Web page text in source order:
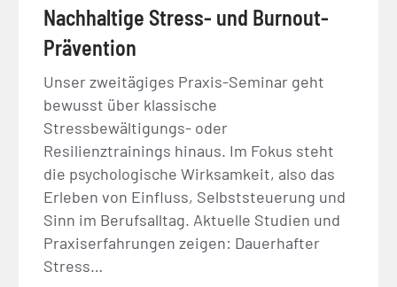
Nachhaltige Stress- und Burnout-
Prävention
Unser zweitägiges Praxis-Seminar geht
bewusst über klassische
Stressbewältigungs- oder
Resilienztrainings hinaus. Im Fokus steht
die psychologische Wirksamkeit, also das
Erleben von Einfluss, Selbststeuerung und
Sinn im Berufsalltag. Aktuelle Studien und
Praxiserfahrungen zeigen: Dauerhafter
Stress…